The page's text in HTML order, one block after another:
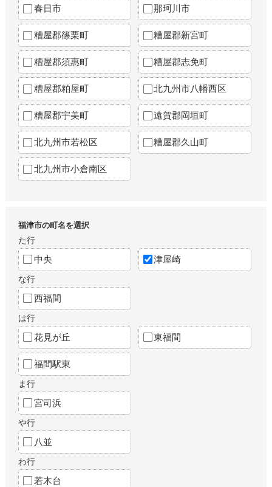
春日市 那珂川市
糟屋郡篠栗町 糟屋郡新宮町
糟屋郡須惠町 糟屋郡志免町
糟屋郡粕屋町 北九州市八幡西区
糟屋郡宇美町 遠賀郡岡垣町
北九州市若松区 糟屋郡久山町
北九州市小倉南区
福津市の町名を選択
た行
中央 津屋崎
な行
西福間
は行
花見が丘 東福間
福間駅東
ま行
宮司浜
や行
八並
わ行
若木台